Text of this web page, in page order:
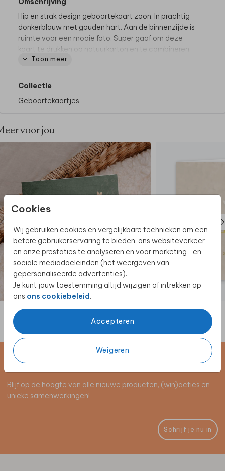
Cookies
Wij gebruiken cookies en vergelijkbare technieken om een
betere gebruikerservaring te bieden, ons websiteverkeer
en onze prestaties te analyseren en voor marketing- en
sociale mediadoeleinden (het weergeven van
gepersonaliseerde advertenties).
Je kunt jouw toestemming altijd wijzigen of intrekken op
ons ons cookiebeleid.
Accepteren
Weigeren
Hip en strak design geboortekaart zoon. In prachtig
donkerblauw met gouden hart. Aan de binnenzijde is
ruimte voor een mooie foto. Super gaaf om deze
kaart te drukken op natuurkarton en te combineren
met een gouden envelop.
Toon meer
Collectie
Geboortekaartjes
voor jou
Schrijf je in voor de nieuwsbrief
Blijf op de hoogte van alle nieuwe producten, (win)acties en
unieke samenwerkingen!
Schrijf je nu in